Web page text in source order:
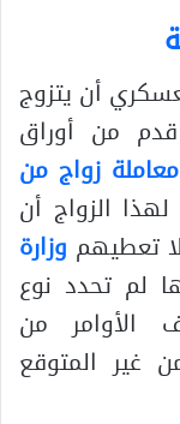
أن يتزوج
من أوراق
معاملة زواج من
الزواج أن
تعطيهم وزارة
لم تحدد نوع
الأوامر من
غير المتوقع